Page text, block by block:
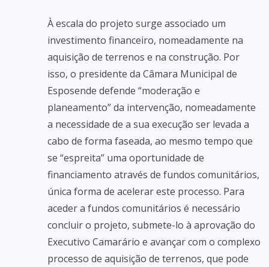
À escala do projeto surge associado um
investimento financeiro, nomeadamente na
aquisição de terrenos e na construção. Por
isso, o presidente da Câmara Municipal de
Esposende defende “moderação e
planeamento” da intervenção, nomeadamente
a necessidade de a sua execução ser levada a
cabo de forma faseada, ao mesmo tempo que
se “espreita” uma oportunidade de
financiamento através de fundos comunitários,
única forma de acelerar este processo. Para
aceder a fundos comunitários é necessário
concluir o projeto, submete-lo à aprovação do
Executivo Camarário e avançar com o complexo
processo de aquisição de terrenos, que pode